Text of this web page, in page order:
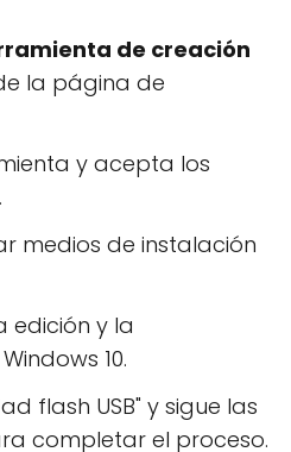
de creación
la página de
y acepta los
medios de instalación
edición y la
10.
flash USB" y sigue las
completar el proceso.